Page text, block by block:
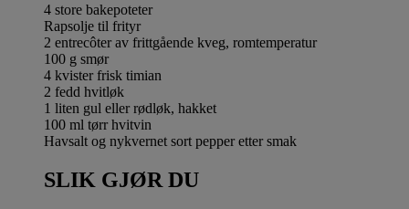
4 store bakepoteter
Rapsolje til frityr
2 entrecôter av frittgående kveg, romtemperatur
100 g smør
4 kvister frisk timian
2 fedd hvitløk
1 liten gul eller rødløk, hakket
100 ml tørr hvitvin
Havsalt og nykvernet sort pepper etter smak
SLIK GJØR DU